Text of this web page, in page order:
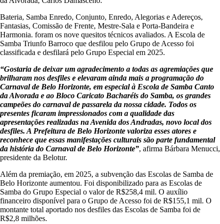
Bateria, Samba Enredo, Conjunto, Enredo, Alegorias e Adereços,
Fantasias, Comissão de Frente, Mestre-Sala e Porta-Bandeira e
Harmonia. foram os nove quesitos técnicos avaliados. A Escola de
Samba Triunfo Barroco que desfilou pelo Grupo de Acesso foi
classificada e desfilará pelo Grupo Especial em 2025.
“Gostaria de deixar um agradecimento a todas as agremiações que
brilharam nos desfiles e elevaram ainda mais a programação do
Carnaval de Belo Horizonte, em especial à Escola de Samba Canto
da Alvorada e ao Bloco Caricato Bacharéis do Samba, os grandes
campeões do carnaval de passarela da nossa cidade. Todos os
presentes ficaram impressionados com a qualidade das
apresentações realizadas na Avenida dos Andradas, novo local dos
desfiles. A Prefeitura de Belo Horizonte valoriza esses atores e
reconhece que essas manifestações culturais são parte fundamental
da história do Carnaval de Belo Horizonte”, afirma Bárbara Menucci,
presidente da Belotur.
Além da premiação, em 2025, a subvenção das Escolas de Samba de
Belo Horizonte aumentou. Foi disponibilizado para as Escolas de
Samba do Grupo Especial o valor de R$258,4 mil. O auxílio
financeiro disponível para o Grupo de Acesso foi de R$155,1 mil. O
montante total aportado nos desfiles das Escolas de Samba foi de
R$2,8 milhões.